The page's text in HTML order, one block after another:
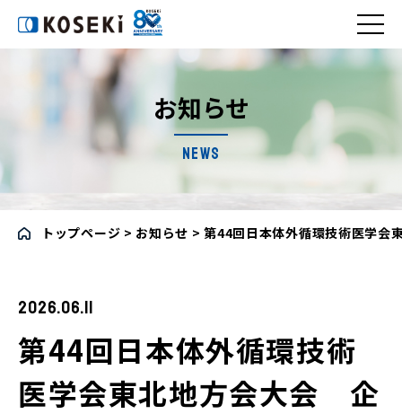
お知らせ
NEWS
トップページ > お知らせ >第44回日本体外循環技術医学会
2026.06.11
第44回日本体外循環技術
医学会東北地方会大会 企